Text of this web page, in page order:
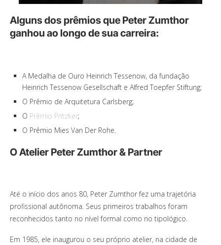
Alguns dos prêmios que Peter Zumthor
ganhou ao longo de sua carreira:
A Medalha de Ouro Heinrich Tessenow, da fundação
Heinrich Tessenow Gesellschaft e Alfred Toepfer Stiftung;
O Prêmio de Arquitetura Carlsberg;
O Prêmio Pritzker;
O Prêmio Mies Van Der Rohe.
O Atelier Peter Zumthor & Partner
Até o início dos anos 80, Peter Zumthor fez uma trajetória
profissional autônoma. Seus primeiros trabalhos foram
reconhecidos tanto no nível formal como no tipológico.
Em 1985, ele inaugurou o seu próprio atelier, na cidade de